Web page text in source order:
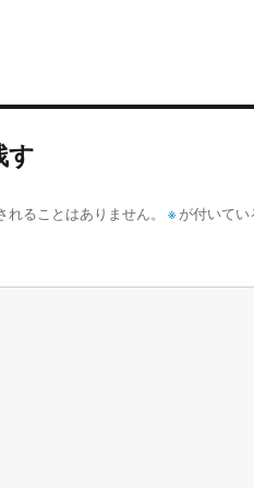
す
ることはありません。 ※ が付いて